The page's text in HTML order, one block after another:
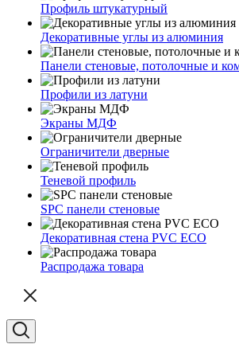
Профиль штукатурный
Декоративные углы из алюминия
Панели стеновые, потолочные и
Профили из латуни
Экраны МДФ
Ограничители дверные
Теневой профиль
SPC панели стеновые
Декоративная стена PVC ECO
Распродажа товара